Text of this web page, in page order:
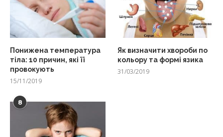
Понижена температура
тіла: 10 причин, які її
провокують
15/11/2019
Як визначити хвороби по
кольору та формі язика
31/03/2019
8